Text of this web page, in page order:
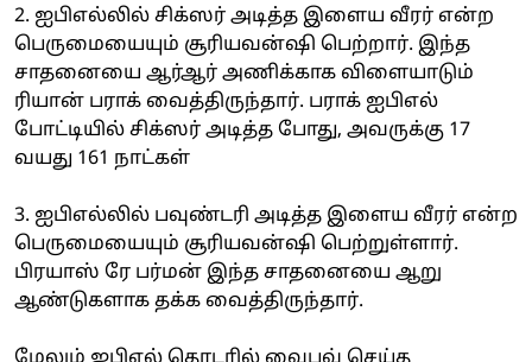
2. ஐபிஎல்லில் சிக்ஸர் அடித்த இளைய வீரர் என்ற
பெருமையையும் சூரியவன்ஷி பெற்றார். இந்த
சாதனையை ஆர்ஆர் அணிக்காக விளையாடும்
ரியான் பராக் வைத்திருந்தார். பராக் ஐபிஎல்
போட்டியில் சிக்ஸர் அடித்த போது, அவருக்கு 17
வயது 161 நாட்கள்
3. ஐபிஎல்லில் பவுண்டரி அடித்த இளைய வீரர் என்ற
பெருமையையும் சூரியவன்ஷி பெற்றுள்ளார்.
பிரயாஸ் ரே பர்மன் இந்த சாதனையை ஆறு
ஆண்டுகளாக தக்க வைத்திருந்தார்.